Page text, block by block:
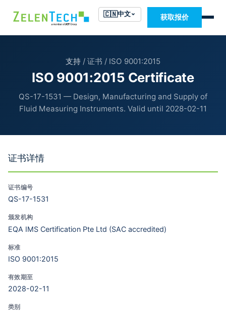
🇨🇳中文 获取报价
支持 / 证书 / ISO 9001:2015
ISO 9001:2015 Certificate
QS-17-1531 — Design, Manufacturing and Supply of
Fluid Measuring Instruments. Valid until 2028-02-11
证书详情
证书编号
QS-17-1531
颁发机构
EQA IMS Certification Pte Ltd (SAC accredited)
标准
ISO 9001:2015
有效期至
2028-02-11
类别